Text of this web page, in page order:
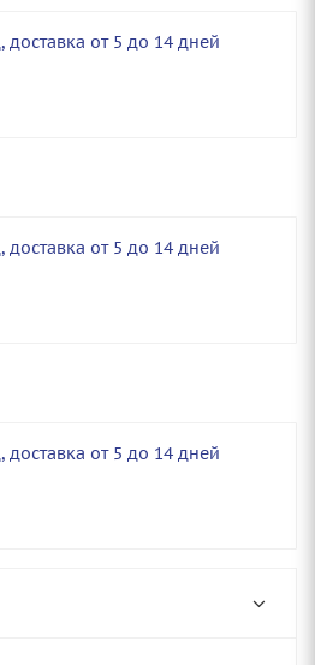
от 5 до 14 дней
от 5 до 14 дней
от 5 до 14 дней